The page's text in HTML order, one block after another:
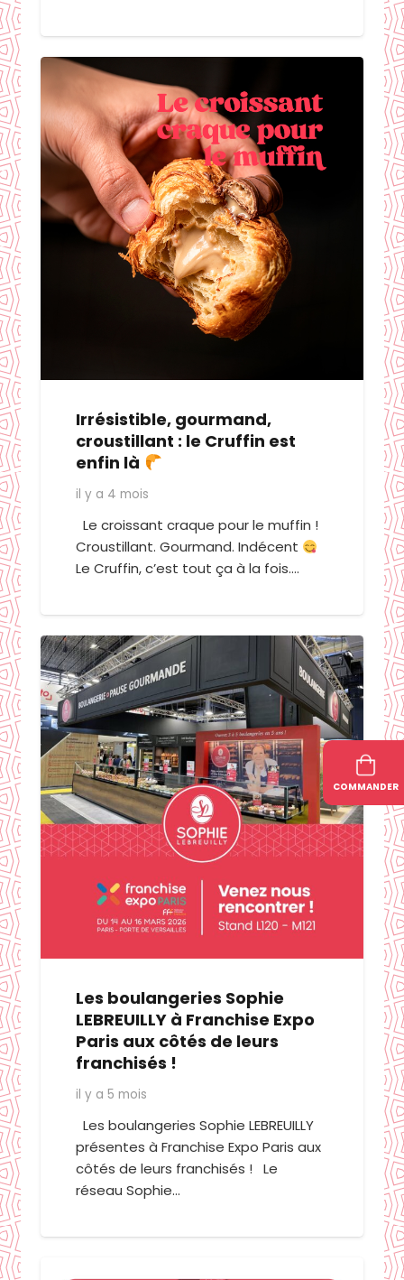
Irrésistible, gourmand,
croustillant : le Cruffin est
enfin là
il y a 4 mois
Le croissant craque pour le muffin !
Croustillant. Gourmand. Indécent
Le Cruffin, c’est tout ça à la fois.…
Les boulangeries Sophie
LEBREUILLY à Franchise Expo
Paris aux côtés de leurs
franchisés !
il y a 5 mois
Les boulangeries Sophie LEBREUILLY
présentes à Franchise Expo Paris aux
côtés de leurs franchisés ! Le
réseau Sophie…
COMMANDER